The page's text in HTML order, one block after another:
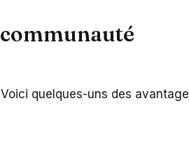
quelques-uns des avantage